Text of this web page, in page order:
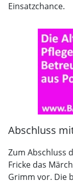
Einsatzchance.
Abschluss
Zum Abschluss
Fricke das
Grimm vor. Die